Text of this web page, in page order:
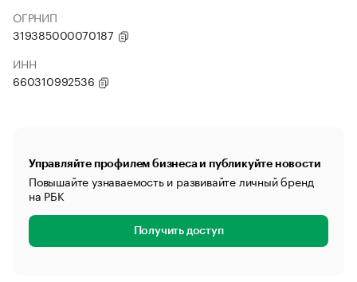
ОГРНИП
319385000070187
ИНН
660310992536
Управляйте профилем бизнеса и публикуйте новости
Повышайте узнаваемость и развивайте личный бренд
на РБК
Получить доступ